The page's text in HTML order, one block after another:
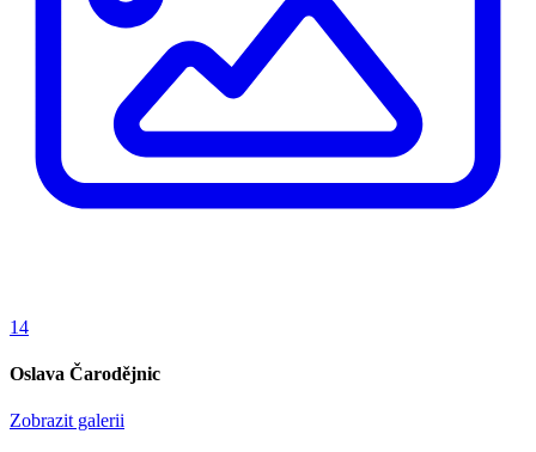
14
Oslava Čarodějnic
Zobrazit galerii